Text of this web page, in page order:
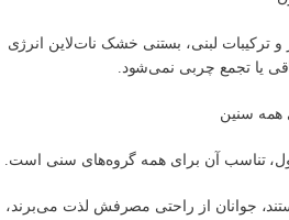
و ترکیبات لبنی، بستنی خشک نات‌لاین انرژی
یا تجمع چربی نمی‌شود.
همه سنین
تناسب آن برای همه گروه‌های سنی است.
جوانان از راحتی مصرفش لذت می‌برند،